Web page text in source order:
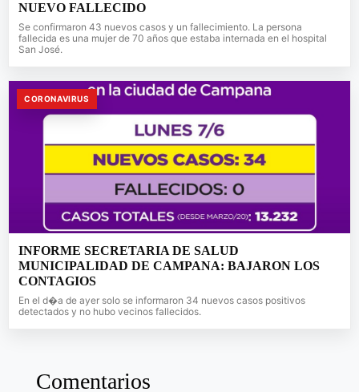
NUEVO FALLECIDO
Se confirmaron 43 nuevos casos y un fallecimiento. La persona
fallecida es una mujer de 70 años que estaba internada en el hospital
San José.
CORONAVIRUS
INFORME SECRETARIA DE SALUD
MUNICIPALIDAD DE CAMPANA: BAJARON LOS
CONTAGIOS
En el d�a de ayer solo se informaron 34 nuevos casos positivos
detectados y no hubo vecinos fallecidos.
Comentarios